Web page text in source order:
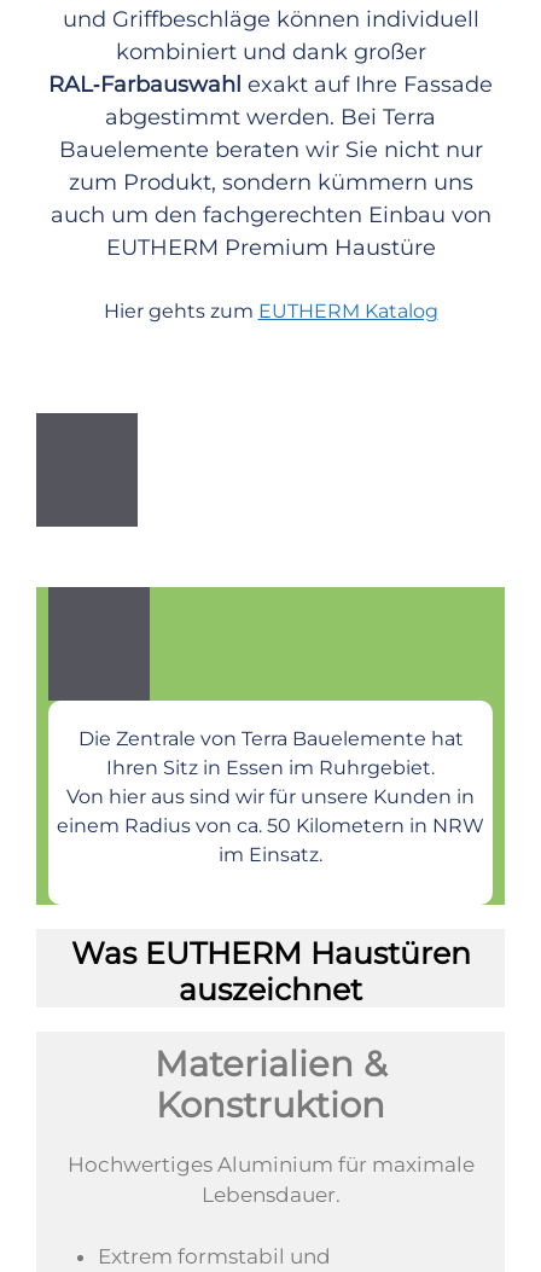
und Griffbeschläge können individuell
kombiniert und dank großer
RAL‑Farbauswahl exakt auf Ihre Fassade
abgestimmt werden. Bei Terra
Bauelemente beraten wir Sie nicht nur
zum Produkt, sondern kümmern uns
auch um den fachgerechten Einbau von
EUTHERM Premium Haustüre
Hier gehts zum EUTHERM Katalog
Die Zentrale von Terra Bauelemente hat
Ihren Sitz in Essen im Ruhrgebiet.
Von hier aus sind wir für unsere Kunden in
einem Radius von ca. 50 Kilometern in NRW
im Einsatz.
Was EUTHERM Haustüren
auszeichnet
Materialien &
Konstruktion
Hochwertiges Aluminium für maximale
Lebensdauer.
Extrem formstabil und